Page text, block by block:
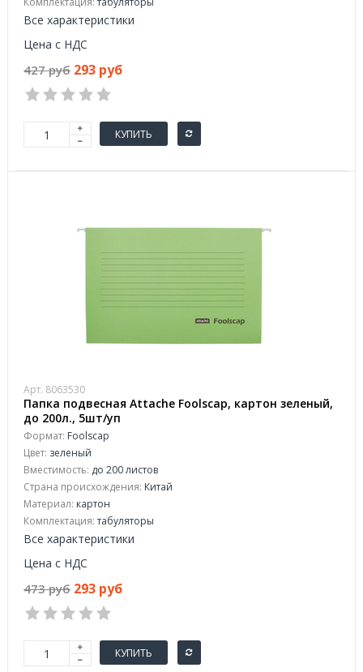
Все характеристики
Цена с НДС
427 руб 293 руб
КУПИТЬ
Арт. 8063530
Папка подвесная Attache Foolscap, картон зеленый,
до 200л., 5шт/уп
Формат: Foolscap
Цвет: зеленый
Вместимость: до 200 листов
Страна происхождения: Китай
Материал: картон
Комплектация:табуляторы
Все характеристики
Цена с НДС
473 руб 293 руб
КУПИТЬ